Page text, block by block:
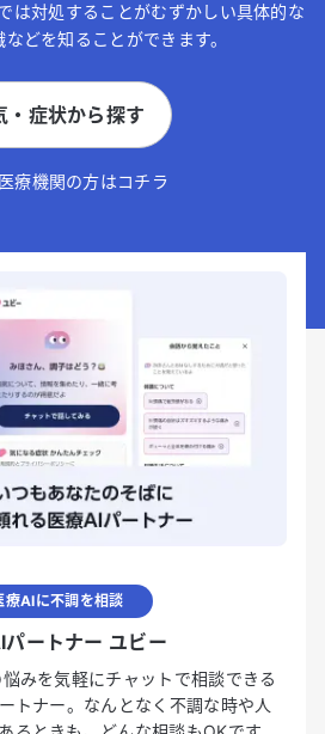
は対処することがむずかしい具体的な
どを知ることができます。
・症状から探す
療機関の方はコチラ
療AIに不調を相談
パートナー ユビー
みを気軽にチャットで相談できる
トナー。なんとなく不調な時や人